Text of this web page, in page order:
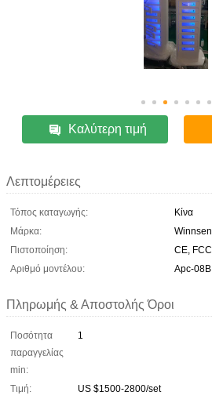
Καλύτερη τιμή
Λεπτομέρειες
Τόπος καταγωγής:
Κίνα
Μάρκα:
Winnsen
Πιστοποίηση:
CE, FCC
Αριθμό μοντέλου:
Apc-08B
Πληρωμής & Αποστολής Όροι
Ποσότητα
παραγγελίας
min:
1
Τιμή:
US $1500-2800/set